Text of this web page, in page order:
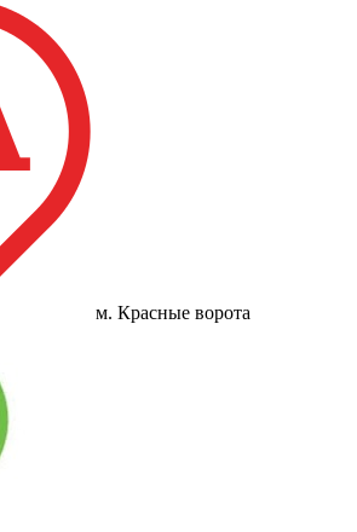
м. Красные ворота